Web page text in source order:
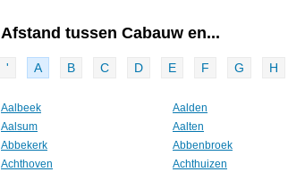
Afstand tussen Cabauw en...
' A B C D E F G H
Aalbeek Aalden
Aalsum
Aalten
Abbekerk
Abbenbroek
Achthoven
Achthuizen